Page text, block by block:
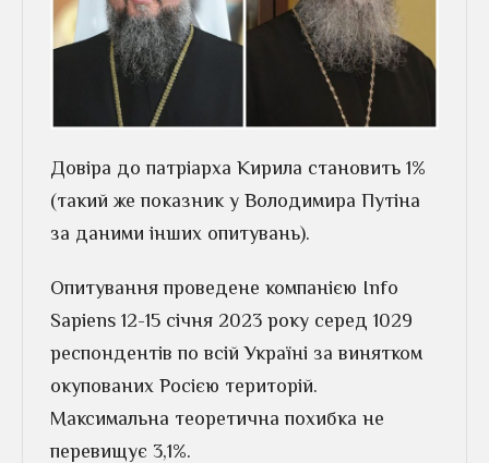
Довіра до патріарха Кирила становить 1%
(такий же показник у Володимира Путіна
за даними інших опитувань).
Опитування проведене компанією Info
Sapiens 12-15 січня 2023 року серед 1029
респондентів по всій Україні за винятком
окупованих Росією територій.
Максимальна теоретична похибка не
перевищує 3,1%.